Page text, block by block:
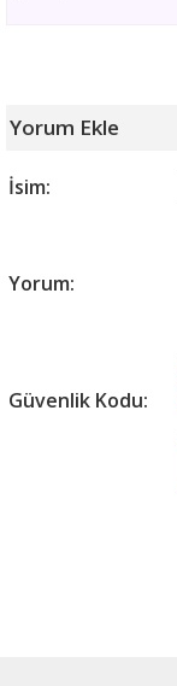
Yorum Ekle
İsim:
Yorum:
Güvenlik Kodu: